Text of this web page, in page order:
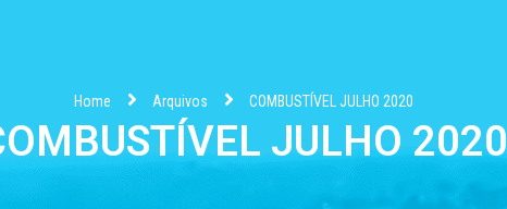
Home Arquivos COMBUSTÍVEL JULHO 2020
JULHO 2020